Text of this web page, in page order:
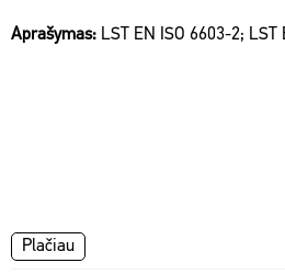
Aprašymas: LST EN ISO 6603-2;
Plačiau